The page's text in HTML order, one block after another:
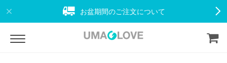
お盆期間のご注文について